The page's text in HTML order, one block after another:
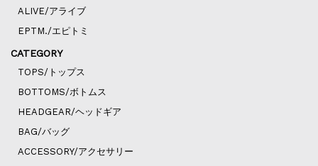
ALIVE/アライブ
EPTM./エピトミ
CATEGORY
TOPS/トップス
BOTTOMS/ボトムス
HEADGEAR/ヘッドギア
BAG/バッグ
ACCESSORY/アクセサリー